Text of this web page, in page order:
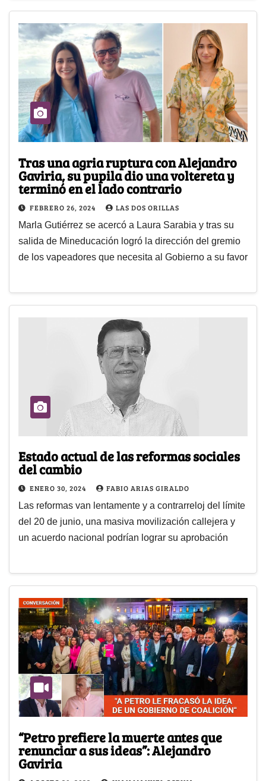
Tras una agria ruptura con Alejandro
Gaviria, su pupila dio una voltereta y
terminó en el lado contrario
FEBRERO 26, 2024 LAS DOS ORILLAS
Marla Gutiérrez se acercó a Laura Sarabia y tras su
salida de Mineducación logró la dirección del gremio
de los vapeadores que necesita al Gobierno a su favor
Estado actual de las reformas sociales
del cambio
ENERO 30, 2024 FABIO ARIAS GIRALDO
Las reformas van lentamente y a contrarreloj del límite
del 20 de junio, una masiva movilización callejera y
un acuerdo nacional podrían lograr su aprobación
“Petro prefiere la muerte antes que
renunciar a sus ideas”: Alejandro
Gaviria